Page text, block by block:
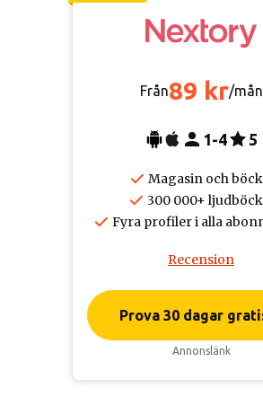
Från89 kr/mån
1-4 5
Magasin och
300 000+
Fyra profiler i alla
Recension
Prova 30 dagar
Annonslänk